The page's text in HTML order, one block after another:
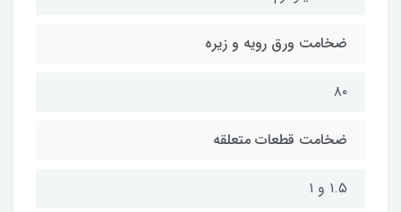
ضخامت ورق رویه و زیره
۸۰
ضخامت قطعات متعلقه
۱.۵ و ۱